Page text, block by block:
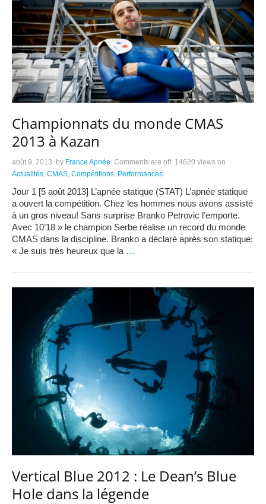
Championnats du monde CMAS
2013 à Kazan
août 9, 2013 by France Apnée Comments are off 14620 views on
Actualités, CMAS, Compétitions, Performances
Jour 1 [5 août 2013] L’apnée statique (STAT) L’apnée statique
a ouvert la compétition. Chez les hommes nous avons assisté
à un gros niveau! Sans surprise Branko Petrovic l’emporte.
Avec 10’18 » le champion Serbe réalise un record du monde
CMAS dans la discipline. Branko a déclaré après son statique:
« Je suis très heureux que la …
Vertical Blue 2012 : Le Dean’s Blue
Hole dans la légende